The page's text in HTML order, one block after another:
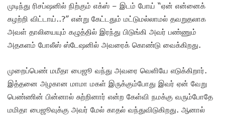
முடிந்து ரிசப்ஷனில் நிற்கும் எக்ஸ் – இடம் போய் “ஏன் என்னைக்
கழற்றி விட்டாய்..?” என்று கேட்டதும் மட்டுமல்லாமல் தவறுதலாக
அவள் தாலியையும் கழுத்தில் இரந்து பிடுங்கி அவர் பண்ணும்
அதகளம் போலீஸ் ஸ்டேஷனில் அவரைக் கொண்டு வைக்கிறது.
முறைப்பெண் மமீதா பைஜூ வந்து அவரை வெளியே எடுக்கிறார்.
இத்தனை அழகான மாமா மகள் இருக்கும்போது இவர் ஏன் வேறு
பெண்ணின் பின்னால் சுற்றினார் என்ற கேள்வி நமக்கு வரும்போதே
மமிதா பைஜூவுக்கு அவர் மேல் காதல் வந்துவிடுகிறது. ஆனால்